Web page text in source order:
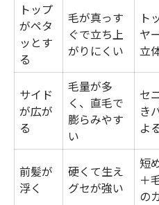
群馬県で直毛向
今注目のメンズカッ
今話題の直毛対
直毛メンズカッ
直毛に合う今ど
直毛の悩みを解
直毛にも似合う
トップ
がペタ
ッとす
る
毛が真っす
ぐで立ち上
がりにくい
ト
ヤ
立
サイド
が広が
る
毛量が多
く、直毛で
膨らみやす
い
セ
き
よ
前髪が
浮く
硬くて生え
グセが強い
短
＋
の